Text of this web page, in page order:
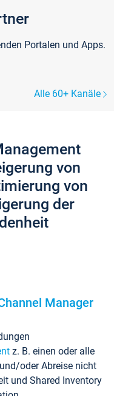
Portalen und Apps.
Alle 60+ Kanäle
von
von
der
Manager
z. B. einen oder alle
oder Abreise nicht
und Shared Inventory